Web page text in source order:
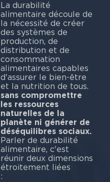
La durabilité
alimentaire découle de
la nécessité de créer
des systèmes de
production, de
distribution et de
consommation
alimentaires capables
d'assurer le bien-être
et la nutrition de tous.
sans compromettre
les ressources
naturelles de la
planète ni générer de
déséquilibres sociaux.
Parler de durabilité
alimentaire, c'est
réunir deux dimensions
étroitement liées